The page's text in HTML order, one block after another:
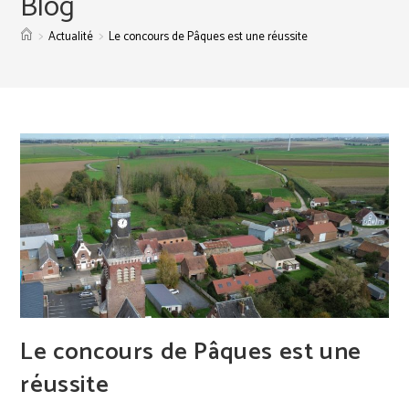
> Actualité > Le concours de Pâques est une réussite
Le concours de Pâques est une
réussite